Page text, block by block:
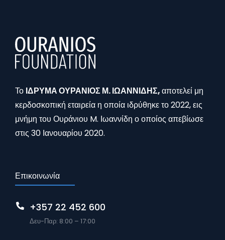
Το ΙΔΡΥΜΑ ΟΥΡΑΝΙΟΣ Μ. ΙΩΑΝΝΙΔΗΣ,αποτελεί μη
κερδοσκοπική εταιρεία η οποία ιδρύθηκε το 2022, εις
μνήμη του Ουράνιου M. Ιωαννίδη ο οποίος απεβίωσε
στις 30 Ιανουαρίου 2020.
Επικοινωνία
+357 22 452 600
Δευ-Παρ: 8:00 – 17:00